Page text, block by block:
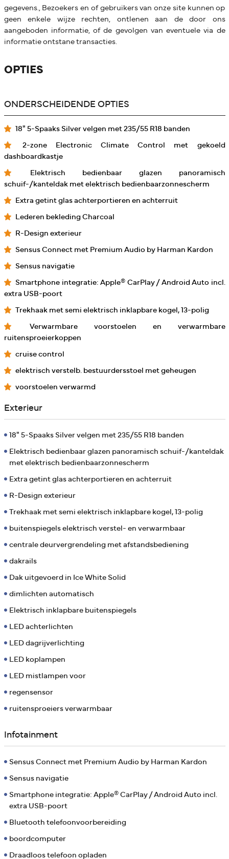
gegevens., Bezoekers en of gebruikers van onze site kunnen op
geen enkele wijze rechten, ontlenen aan de door ons
aangeboden informatie, of de gevolgen van eventuele via de
informatie ontstane transacties.
OPTIES
ONDERSCHEIDENDE OPTIES
18" 5-Spaaks Silver velgen met 235/55 R18 banden
2-zone Electronic Climate Control met gekoeld
dashboardkastje
Elektrisch bedienbaar glazen panoramisch
schuif-/kanteldak met elektrisch bedienbaarzonnescherm
Extra getint glas achterportieren en achterruit
Lederen bekleding Charcoal
R-Design exterieur
Sensus Connect met Premium Audio by Harman Kardon
Sensus navigatie
Smartphone integratie: Apple® CarPlay / Android Auto incl.
extra USB-poort
Trekhaak met semi elektrisch inklapbare kogel, 13-polig
Verwarmbare voorstoelen en verwarmbare
ruitensproeierkoppen
cruise control
elektrisch verstelb. bestuurdersstoel met geheugen
voorstoelen verwarmd
Exterieur
18" 5-Spaaks Silver velgen met 235/55 R18 banden
Elektrisch bedienbaar glazen panoramisch schuif-/kanteldak
met elektrisch bedienbaarzonnescherm
Extra getint glas achterportieren en achterruit
R-Design exterieur
Trekhaak met semi elektrisch inklapbare kogel, 13-polig
buitenspiegels elektrisch verstel- en verwarmbaar
centrale deurvergrendeling met afstandsbediening
dakrails
Dak uitgevoerd in Ice White Solid
dimlichten automatisch
Elektrisch inklapbare buitenspiegels
LED achterlichten
LED dagrijverlichting
LED koplampen
LED mistlampen voor
regensensor
ruitensproeiers verwarmbaar
Infotainment
Sensus Connect met Premium Audio by Harman Kardon
Sensus navigatie
Smartphone integratie: Apple® CarPlay / Android Auto incl.
extra USB-poort
Bluetooth telefoonvoorbereiding
boordcomputer
Draadloos telefoon opladen